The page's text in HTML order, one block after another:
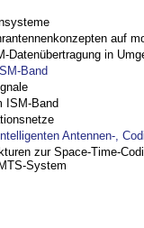
auf
Datenübertragung in
Band
ISM-Band
Antennen-,
zur Space-Time-
System